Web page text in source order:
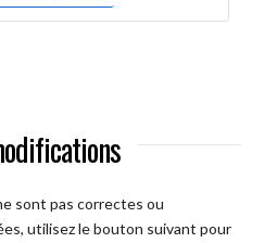
sont pas correctes ou
utilisez le bouton suivant pour